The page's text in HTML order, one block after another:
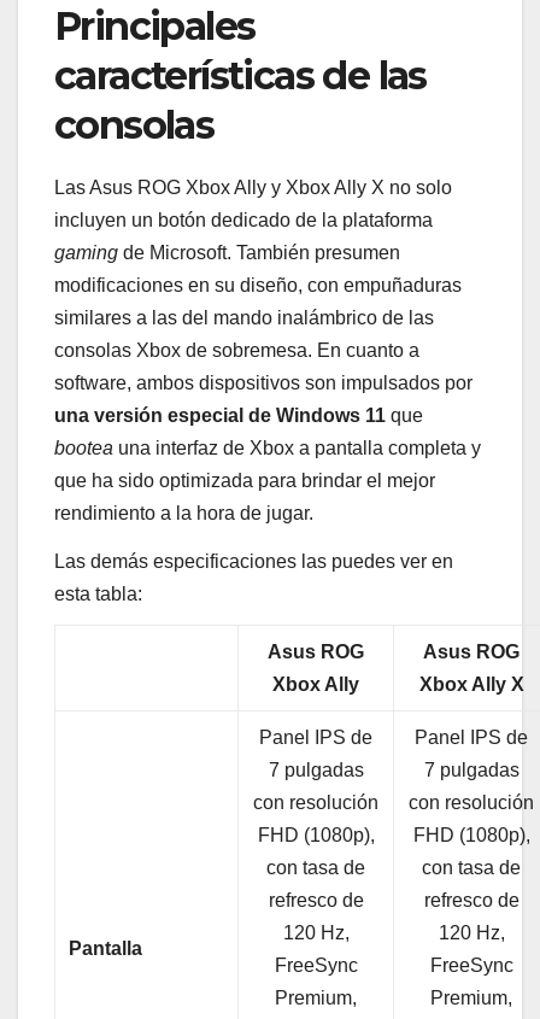
Principales
características de las
consolas
Las Asus ROG Xbox Ally y Xbox Ally X no solo
incluyen un botón dedicado de la plataforma
gaming de Microsoft. También presumen
modificaciones en su diseño, con empuñaduras
similares a las del mando inalámbrico de las
consolas Xbox de sobremesa. En cuanto a
software, ambos dispositivos son impulsados por
una versión especial de Windows 11 que
bootea una interfaz de Xbox a pantalla completa y
que ha sido optimizada para brindar el mejor
rendimiento a la hora de jugar.
Las demás especificaciones las puedes ver en
esta tabla:
Asus ROG
Xbox Ally
Asus ROG
Xbox Ally X
Pantalla
Panel IPS de
7 pulgadas
con resolución
FHD (1080p),
con tasa de
refresco de
120 Hz,
FreeSync
Premium,
Panel IPS de
7 pulgadas
con resolución
FHD (1080p),
con tasa de
refresco de
120 Hz,
FreeSync
Premium,